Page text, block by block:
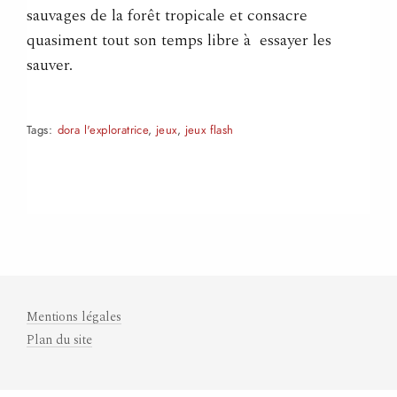
sauvages de la forêt tropicale et consacre
quasiment tout son temps libre à essayer les
sauver.
Tags: dora l'exploratrice, jeux, jeux flash
Mentions légales
Plan du site